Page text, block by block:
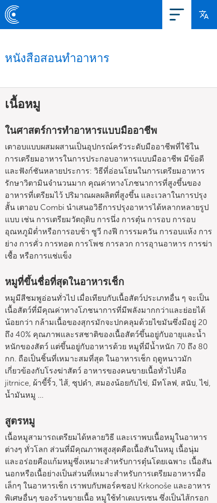
หนังสือสอนทำอาหาร
เนื้อหมู
ในศาสตร์การทำอาหารแบบมืออาชีพ
เตาอบแบบผสมผสานเป็นอุปกรณ์ครัวระดับมืออาชีพที่ใช้ใน
การเตรียมอาหารในการประกอบอาหารแบบมืออาชีพ มีข้อดี
และฟังก์ชันหลายประการ: วิธีที่อ่อนโยนในการเตรียมอาหาร
รักษาวิตามินจำนวนมาก คุณค่าทางโภชนาการที่สูงขึ้นของ
อาหารที่เตรียมไว้ ปริมาณผลผลิตที่สูงขึ้น และเวลาในการปรุง
สั้น เตาอบ Combi นำเสนอวิธีการปรุงอาหารได้หลากหลายรูป
แบบ เช่น การเตรียมวัตถุดิบ การนึ่ง การตุ๋น การอบ การอบ
อุณหภูมิต่ำหรือการอบช้า ซูวี กงฟี การรมควัน การอบแห้ง การ
ย่าง การคั่ว การทอด การโพช การลวก การอุานอาหาร การฆ่า
เชื้อ หรือการแช่แข็ง
หมูที่ขึ้นชื่อที่สุดในอาหารเช็ก
หมูมีสีชมพูอ่อนทั่วไป เมื่อเทียบกับเนื้อสัตว์ประเภทอื่น ๆ จะเป็น
เนื้อสัตว์ที่มีคุณค่าทางโภชนาการที่มีพลังมากกว่าและย่อยได้
น้อยกว่า กล้ามเนื้อของสุกรมักจะปกคลุมด้วยไขมันซึ่งมีอยู่ 20
ถึง 40% คุณภาพและรสชาติของเนื้อสัตว์ขึ้นอยู่กับอายุและน้ำ
หนักของสัตว์ แต่ขึ้นอยู่กับอาหารด้วย หมูที่มีน้ำหนัก 70 ถึง 80
กก. ถือเป็นชิ้นที่เหมาะสมที่สุด ในอาหารเช็ก ฤดูหนาวมัก
เกี่ยวข้องกับโรงฆ่าสัตว์ อาหารของคนขายเนื้อทั่วไปคือ
jitrnice, ผ้าขี้ริ้ว, ไส้, ซุปดำ, สมองน้อยกับไข่, มีทโลฟ, สนับ, ไข่,
น้ำมันหมู ...
สูตรหมู
เนื้อหมูสามารถเตรียมได้หลายวิธี และเราพบเนื้อหมูในอาหาร
ต่างๆ ทั่วโลก ส่วนที่มีคุณภาพสูงสุดคือเนื้อสันในหมู เนื้อนุ่ม
และอร่อยคือแก้มหมูซึ่งเหมาะสำหรับการตุ๋นโดยเฉพาะ เนื้อสัน
นอกหรือเนื้อย่างเป็นส่วนที่เหมาะสำหรับการเตรียมอาหารมื้อ
เล็กๆ ในอาหารเช็ก เราพบกับพอร์คชอป Krkonoše และอาหาร
พิเศษอื่นๆ ของร้านขายเนื้อ หมูใช้ทำเดเบรเซน ซึ่งเป็นไส้กรอก